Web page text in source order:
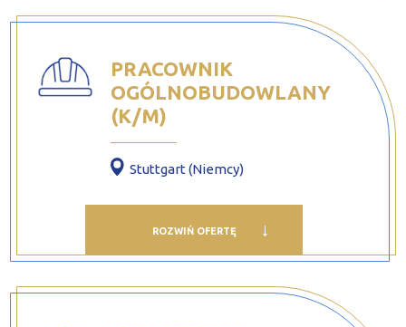
PRACOWNIK
OGÓLNOBUDOWLANY
(K/M)
Stuttgart (Niemcy)
ROZWIŃ OFERTĘ